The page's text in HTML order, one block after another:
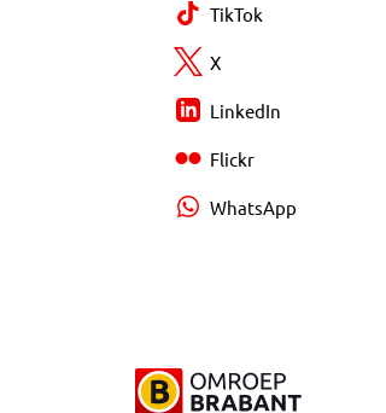
TikTok
X
LinkedIn
Flickr
WhatsApp